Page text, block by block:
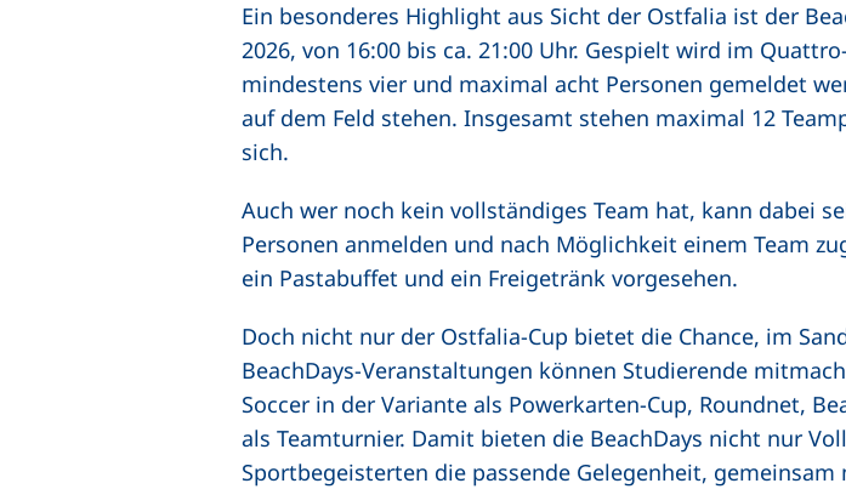
Ein besonderes Highlight aus Sicht der Ostfalia ist der
2026, von 16:00 bis ca. 21:00 Uhr. Gespielt wird im
mindestens vier und maximal acht Personen gemeldet
auf dem Feld stehen. Insgesamt stehen maximal 12
sich.
Auch wer noch kein vollständiges Team hat, kann dabei
Personen anmelden und nach Möglichkeit einem Team
ein Pastabuffet und ein Freigetränk vorgesehen.
Doch nicht nur der Ostfalia-Cup bietet die Chance, im
BeachDays-Veranstaltungen können Studierende
Soccer in der Variante als Powerkarten-Cup, Roundnet,
als Teamturnier. Damit bieten die BeachDays nicht nur
Sportbegeisterten die passende Gelegenheit,